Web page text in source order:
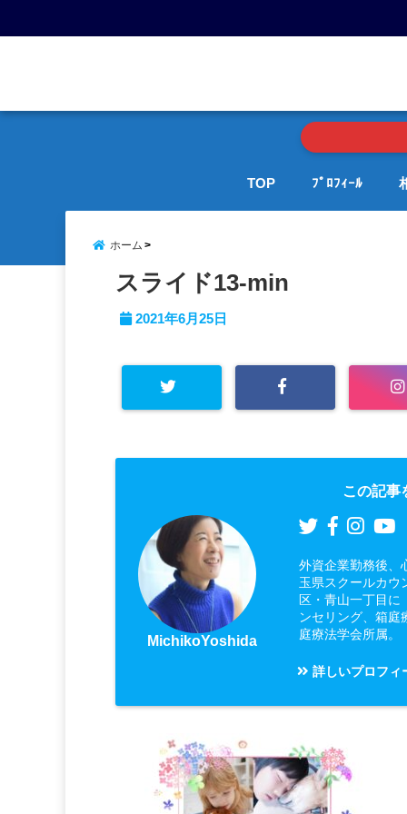
TOP ﾌﾟﾛﾌｨｰﾙ
ホーム
スライド13-min
2021年6月25日
この記事
MichikoYoshida
外資企業勤務後、
玉県スクールカウ
区・青山一丁目に
ンセリング、箱庭
庭療法学会所属。
詳しいプロフィ